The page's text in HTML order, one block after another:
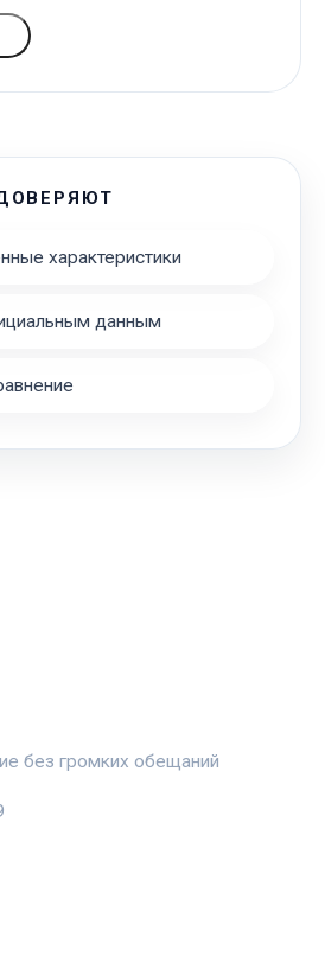
характеристики
данным
без громких обещаний